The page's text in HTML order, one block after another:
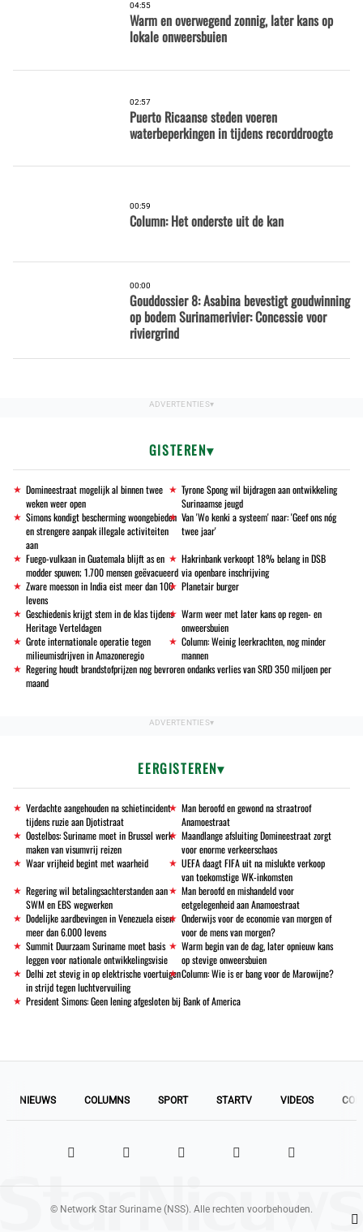
04:55
Warm en overwegend zonnig, later kans op
lokale onweersbuien
02:57
Puerto Ricaanse steden voeren
waterbeperkingen in tijdens recorddroogte
00:59
Column: Het onderste uit de kan
00:00
Gouddossier 8: Asabina bevestigt goudwinning
op bodem Surinamerivier: Concessie voor
riviergrind
GISTEREN
Domineestraat mogelijk al binnen twee
weken weer open
Tyrone Spong wil bijdragen aan ontwikkeling
Surinaamse jeugd
Simons kondigt bescherming woongebieden
en strengere aanpak illegale activiteiten
aan
Van 'Wo kenki a systeem' naar: 'Geef ons nóg
twee jaar'
Fuego-vulkaan in Guatemala blijft as en
modder spuwen; 1.700 mensen geëvacueerd
Hakrinbank verkoopt 18% belang in DSB
via openbare inschrijving
Zware moesson in India eist meer dan 100
levens
Planetair burger
Geschiedenis krijgt stem in de klas tijdens
Heritage Verteldagen
Warm weer met later kans op regen- en
onweersbuien
Grote internationale operatie tegen
milieumisdrijven in Amazoneregio
Column: Weinig leerkrachten, nog minder
mannen
Regering houdt brandstofprijzen nog bevroren ondanks verlies van SRD 350 miljoen per
maand
EERGISTEREN
Verdachte aangehouden na schietincident
tijdens ruzie aan Djotistraat
Man beroofd en gewond na straatroof
Anamoestraat
Oostelbos: Suriname moet in Brussel werk
maken van visumvrij reizen
Maandlange afsluiting Domineestraat zorgt
voor enorme verkeerschaos
Waar vrijheid begint met waarheid
UEFA daagt FIFA uit na mislukte verkoop
van toekomstige WK-inkomsten
Regering wil betalingsachterstanden aan
SWM en EBS wegwerken
Man beroofd en mishandeld voor
eetgelegenheid aan Anamoestraat
Dodelijke aardbevingen in Venezuela eisen
meer dan 6.000 levens
Onderwijs voor de economie van morgen of
voor de mens van morgen?
Summit Duurzaam Suriname moet basis
leggen voor nationale ontwikkelingsvisie
Warm begin van de dag, later opnieuw kans
op stevige onweersbuien
Delhi zet stevig in op elektrische voertuigen
in strijd tegen luchtvervuiling
Column: Wie is er bang voor de Marowijne?
President Simons: Geen lening afgesloten bij Bank of America
NIEUWS COLUMNS SPORT STARTV VIDEOS
© Network Star Suriname (NSS). Alle rechten voorbehouden.